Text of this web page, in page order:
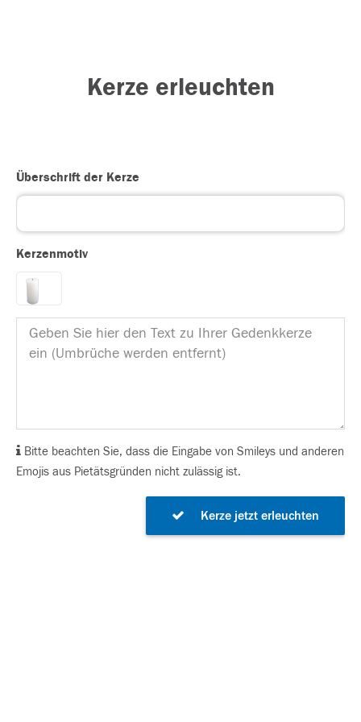
Kerze erleuchten
Überschrift der Kerze
Kerzenmotiv
Bitte beachten Sie, dass die Eingabe von Smileys und anderen
Emojis aus Pietätsgründen nicht zulässig ist.
Kerze jetzt erleuchten